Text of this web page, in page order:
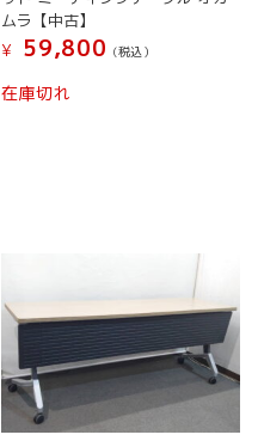
ムラ【中古】
¥
59,800 (税込）
在庫切れ